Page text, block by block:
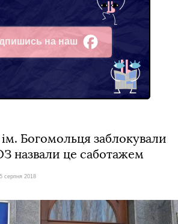
на наш
ім. Богомольця заблокували
назвали це саботажем
серпня 2018